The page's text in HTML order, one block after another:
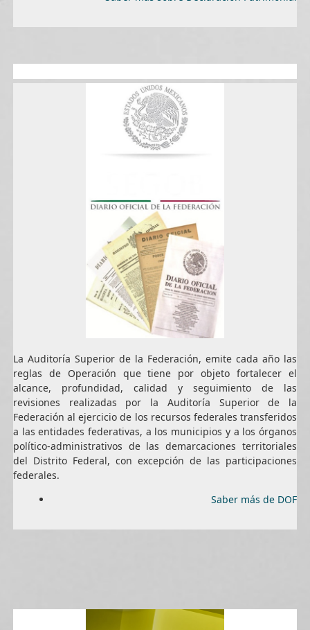
La Auditoría Superior de la Federación, emite cada año las
reglas de Operación que tiene por objeto fortalecer el
alcance, profundidad, calidad y seguimiento de las
revisiones realizadas por la Auditoría Superior de la
Federación al ejercicio de los recursos federales transferidos
a las entidades federativas, a los municipios y a los órganos
político-administrativos de las demarcaciones territoriales
del Distrito Federal, con excepción de las participaciones
federales.
Saber más de DOF